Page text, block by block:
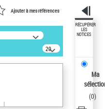
Ajouter à mes références
20
résultats/page
RÉCUPÉRER
LES
NOTICES
Ma
(0)